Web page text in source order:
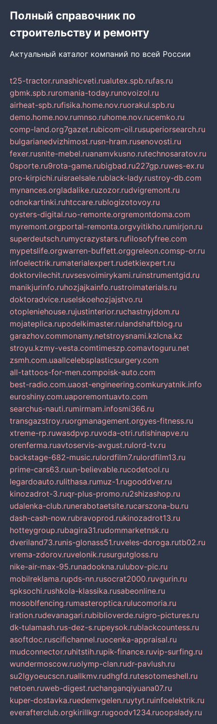
Полный справочник по
строительству и ремонту
Актуальный каталог компаний по всей России
t25-tractor.runashicveti.rualutex.spb.rufas.ru
gbmk.spb.ruromania-today.runovoizol.ru
airheat-spb.rufisika.home.nov.ruorakul.spb.ru
demo.home.nov.rumnso.ruhome.nov.rucemko.ru
comp-land.org7gazet.rubicom-oil.rusuperiorsearch.ru
bulgarianedvizhimost.rusn-hram.rusenovosti.ru
fexer.rusnite-mebel.ruanamvkusno.rutechnosaratov.ru
0sporte.ru9rota-game.rubigbad.ru227gp.ruwes-ex.ru
pro-kirpichi.ruisraelsale.rublack-lady.rustroy-db.com
mynances.orgladalike.ruzozor.rudvigremont.ru
odnokartinki.ruhtccare.rublogizotovoy.ru
oysters-digital.ruo-remonte.orgremontdoma.com
myremont.orgportal-remonta.orgvyitikho.rumirjon.ru
superdeutsch.rumycrazystars.rufilosofyfree.com
mypetslife.orgwarren-buffett.orggreleon.comsp-or.ru
infoelectrik.rumaterialexpert.rudetkiexpert.ru
doktorvilechit.ruvsesvoimirykami.ruinstrumentgid.ru
manikjurinfo.ruhozjajkainfo.rustroimaterials.ru
doktoradvice.ruselskoehozjajstvo.ru
otopleniehouse.rujustinterior.ruchastnyjdom.ru
mojateplica.rupodelkimaster.rulandshaftblog.ru
garazhov.commonamy.netstroysnami.kzlcna.kz
stroyu.kzmy-vesta.comtimeszp.comavtoguru.net
zsmh.com.uaallcelebsplasticsurgery.com
all-tattoos-for-men.compoisk-auto.com
best-radio.com.uaost-engineering.comkuryatnik.info
euroshiny.com.uaporemontuavto.com
searchus-nauti.rumirmam.infosmi366.ru
transgazstroy.ruorgmanagement.orgyes-fitness.ru
xtreme-rp.ruwasdpvp.ruvoda-otri.rutishinapve.ru
orenferma.ruavtoservis-avgust.rulord-tv.ru
backstage-682-music.rulordfilm7.rulordfilm13.ru
prime-cars63.ruun-believable.rucodetool.ru
legardoauto.rulithasa.rumuz-1.rugooddver.ru
kinozadrot-3.ruqr-plus-promo.ru2shizashop.ru
udalenka-club.runerabotaetsite.rucarszona-bu.ru
dash-cash-now.rubravoprod.rukinozadrot13.ru
hotteygroup.rubagira31.rudommarketnsk.ru
dveriland73.runis-glonass51.ruveles-doroga.rutb02.ru
vrema-zdorov.ruvelonik.rusurgutgloss.ru
nike-air-max-95.runadookna.rulubov-pic.ru
mobilreklama.rupds-nn.rusocrat2000.ruvgurin.ru
spksochi.rushkola-klassika.rusabeonline.ru
mosoblfencing.rumasteroptica.rulucomoria.ru
iration.rudevanagari.rubiblioverde.ruigro-pictures.ru
dk-tulamash.rus-dez-s.rupeysok.rublackcountess.ru
asoftdoc.ruscifichannel.ruocenka-appraisal.ru
mudconnector.ruhitstih.rupik-finance.ruvip-surfing.ru
wundermoscow.ruolymp-clan.rudr-pavlush.ru
su2lgyoeucscn.ruallkmv.rudhgfd.rutesotomeshell.ru
netoen.ruweb-digest.ruchanganqiyuana07.ru
kuper-dostavka.ruedemvgelen.ruytyt.ruinfoelektrik.ru
everafterclub.orgkirillkgr.rugoodv1234.ruoopslady.ru